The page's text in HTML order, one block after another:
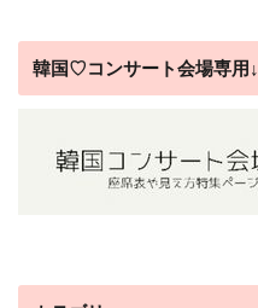
韓国♡コンサート会場専用↓